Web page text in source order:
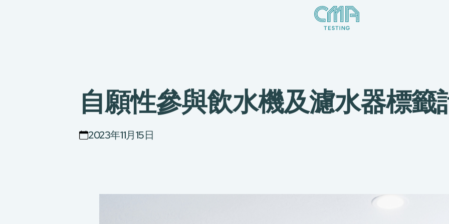
自願性參與飲水機及濾水器標籤
2023年11月15日